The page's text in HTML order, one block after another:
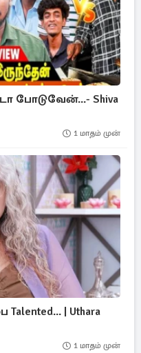
போடுவேன்...- Shiva
1 மாதம் முன்
| Uthara
1 மாதம் முன்